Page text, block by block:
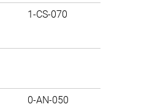
1-CS-070
0-AN-050